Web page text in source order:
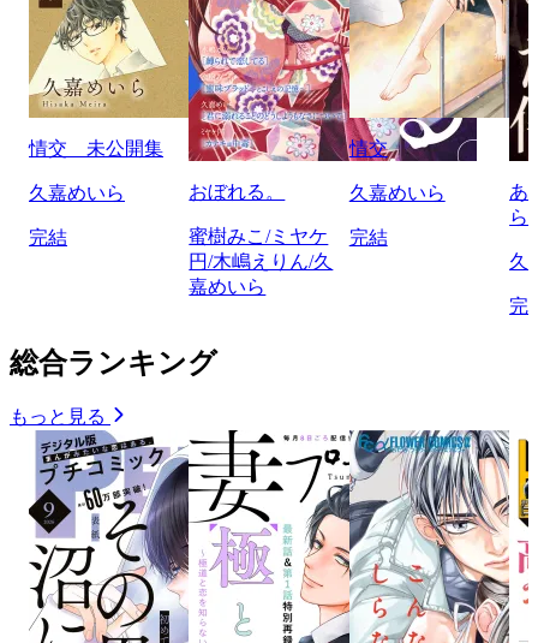
情交 未公開集
久嘉めいら
完結
おぼれる。
蜜樹みこ/ミヤケ
円/木嶋えりん/久
嘉めいら
情交
久嘉めいら
完結
あ
ら
久
完
総合ランキング
もっと見る